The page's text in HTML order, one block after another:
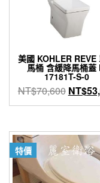
美國 KOHLER REVE
馬桶 含緩降馬桶蓋
17181T-S-0
NT$70,600 原
始
格：
NT$
特價